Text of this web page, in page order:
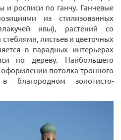
и росписи по ганчу. Ганчевые
из стилизованных
ивы), растений со
листьев и цветочных
в парадных интерьерах
по дереву. Наибольшего
оформлении потолка тронного
золотисто-